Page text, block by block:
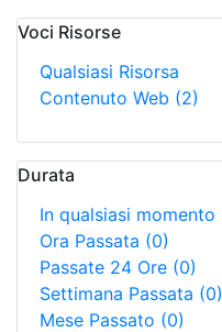
Voci Risorse
Qualsiasi Risorsa
Contenuto Web (2)
Durata
In qualsiasi momento
Ora Passata (0)
Passate 24 Ore (0)
Settimana Passata (0)
Mese Passato (0)